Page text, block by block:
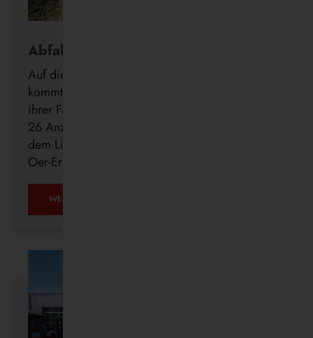
Abfahrt in Echtzeit
Auf die Minute genau wissen, wann der Bus
kommt: Die Vestische forciert die Digitalisierung
ihrer Fahrgastinformation mit der Installation von
26 Anzeigern der neuen DFI light-Systeme auf
dem Linienweg des SB24 in Recklinghausen,
Oer-Erkenschwick, Datteln und Waltrop.
WEITERLESEN …